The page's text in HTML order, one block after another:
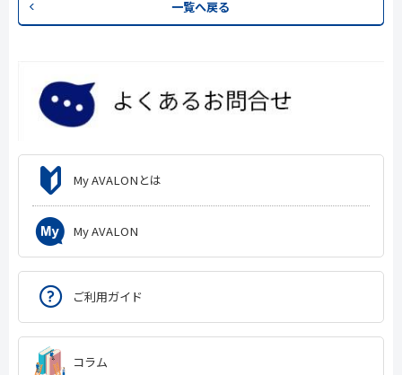
一覧へ戻る
My AVALONとは
My AVALON
ご利用ガイド
コラム